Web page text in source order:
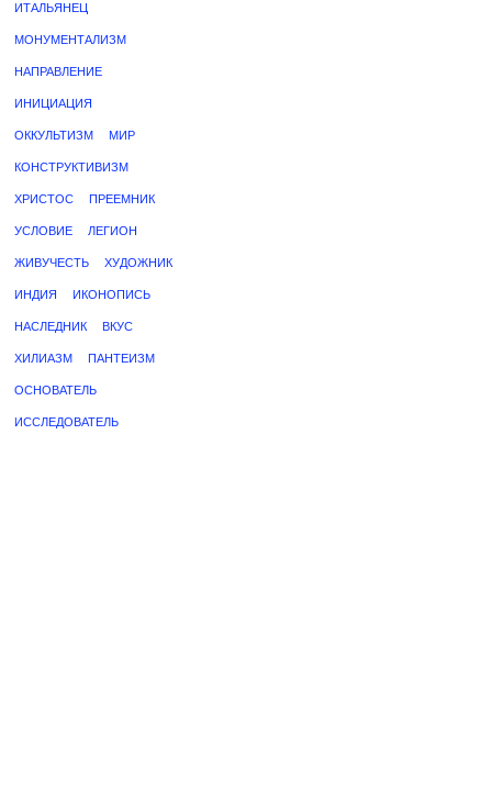
ИТАЛЬЯНЕЦ
МОНУМЕНТАЛИЗМ
НАПРАВЛЕНИЕ
ИНИЦИАЦИЯ
ОККУЛЬТИЗМ МИР
КОНСТРУКТИВИЗМ
ХРИСТОС ПРЕЕМНИК
УСЛОВИЕ ЛЕГИОН
ЖИВУЧЕСТЬ ХУДОЖНИК
ИНДИЯ ИКОНОПИСЬ
НАСЛЕДНИК ВКУС
ХИЛИАЗМ ПАНТЕИЗМ
ОСНОВАТЕЛЬ
ИССЛЕДОВАТЕЛЬ